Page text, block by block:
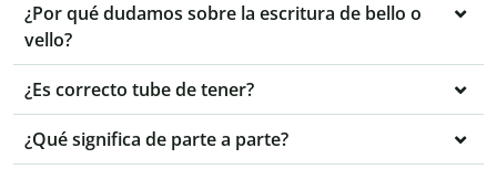
¿Por qué dudamos sobre la escritura de bello o
vello?
¿Es correcto tube de tener?
¿Qué significa de parte a parte?